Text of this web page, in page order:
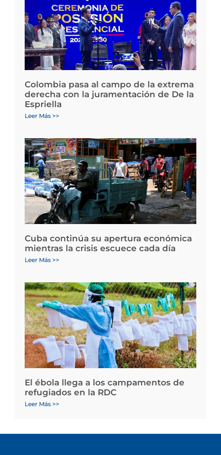
Colombia pasa al campo de la extrema
derecha con la juramentación de De la
Espriella
Leer Más >>
Cuba continúa su apertura económica
mientras la crisis escuece cada día
Leer Más >>
El ébola llega a los campamentos de
refugiados en la RDC
Leer Más >>